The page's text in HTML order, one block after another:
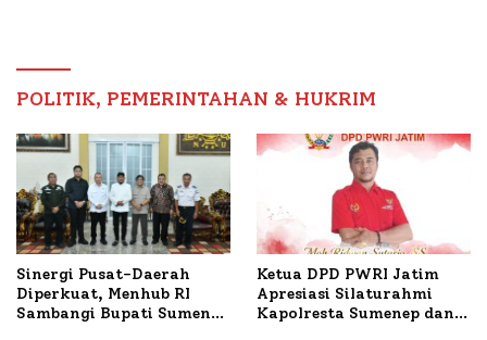
POLITIK, PEMERINTAHAN & HUKRIM
Sinergi Pusat-Daerah
Diperkuat, Menhub RI
Sambangi Bupati Sumenep
Ketua DPD PWRI Jatim
Apresiasi Silaturahmi
Kapolresta Sumenep dan